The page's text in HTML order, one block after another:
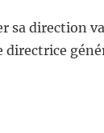
sa direction
directrice